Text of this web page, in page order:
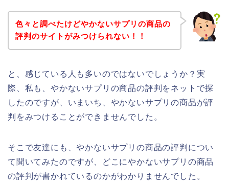
色々と調べたけどやかないサプリの商品の
評判のサイトがみつけられない！！
と、感じている人も多いのではないでしょうか？実
際、私も、やかないサプリの商品の評判をネットで探
したのですが、いまいち、やかないサプリの商品が評
判をみつけることができませんでした。
そこで友達にも、やかないサプリの商品の評判につい
て聞いてみたのですが、どこにやかないサプリの商品
の評判が書かれているのかがわかりませんでした。